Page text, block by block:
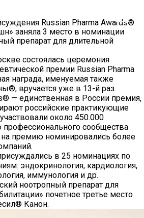
Russian Pharma Awards®
заняла 3 место в номинации
препарат для длительной
состоялась церемония
премии Russian Pharma
награда, именуемая также
вручается уже в 13-й раз.
— единственная в России премия,
российские практикующие
около 450.000
профессионального сообщества
на премию номинировались более
в 25 номинациях по
эндокринология, кардиология,
иммунология и др.
ноотропный препарат для
почетное третье место
Канон.